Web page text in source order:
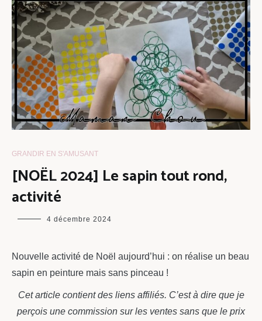
GRANDIR EN S'AMUSANT
[NOËL 2024] Le sapin tout rond,
activité
maman
4 décembre 2024
Nouvelle activité de Noël aujourd’hui : on réalise un beau
sapin en peinture mais sans pinceau !
Cet article contient des liens affiliés. C’est à dire que je
perçois une commission sur les ventes sans que le prix